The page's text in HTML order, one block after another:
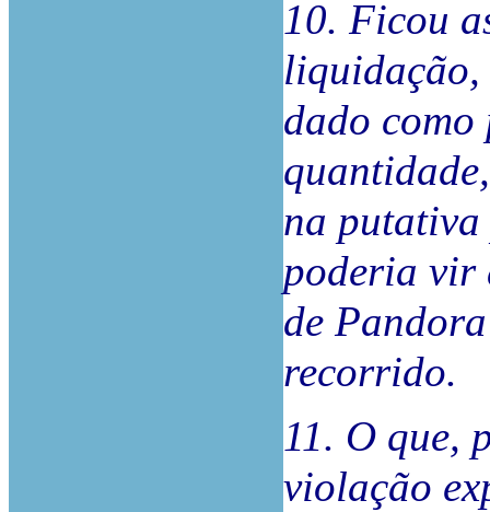
10. Ficou
liquidação,
dado como
na putativa
poderia vir
de
recorrido.
11. O que,
violação